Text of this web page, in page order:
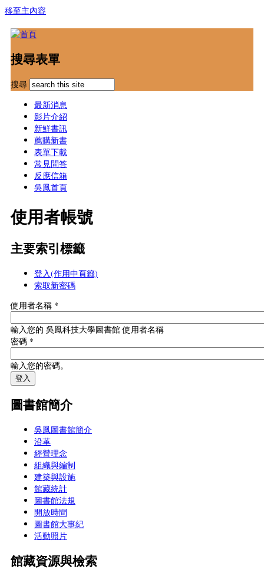
移至主內容
搜尋表單
搜尋
最新消息
影片介紹
新鮮書訊
薦購新書
表單下載
常見問答
反應信箱
吳鳳首頁
使用者帳號
主要索引標籤
登入(作用中頁籤)
索取新密碼
使用者名稱 *
輸入您的 吳鳳科技大學圖書館 使用者名稱
密碼 *
輸入您的密碼。
圖書館簡介
吳鳳圖書館簡介
沿革
經營理念
組織與編制
建築與設施
館藏統計
圖書館法規
開放時間
圖書館大事紀
活動照片
館藏資源與檢索